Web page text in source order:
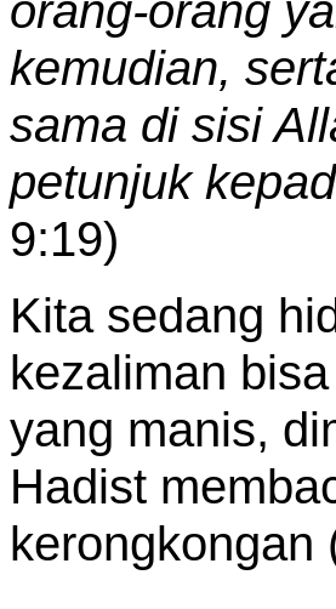
kemudian,
sama di sisi
petunjuk
9:19)
Kita sedang
kezaliman
yang manis,
Hadist
kerongkongan